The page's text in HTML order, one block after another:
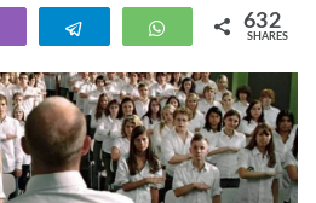
Telegram WhatsApp
632
SHARES